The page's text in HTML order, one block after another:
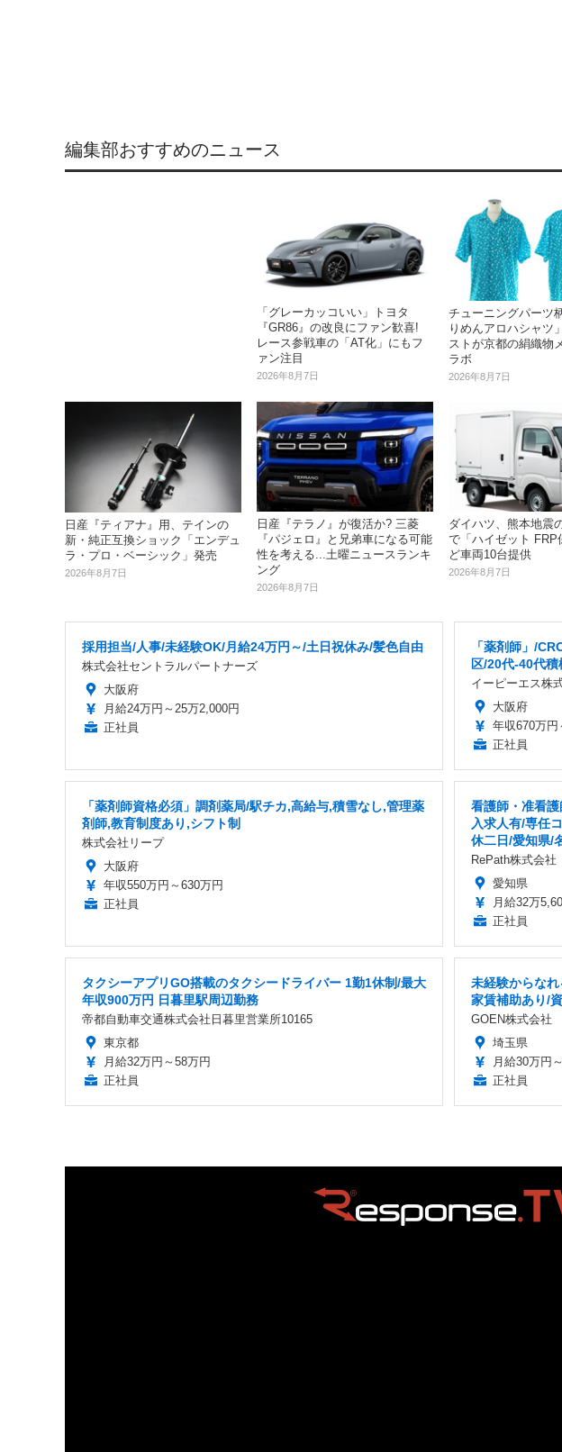
編集部おすすめのニュース
「グレーカッコいい」トヨタ
『GR86』の改良にファン歓喜!
レース参戦車の「AT化」にもフ
ァン注目
2026年8月7日
チューニングパーツ
りめんアロハシャツ
ストが京都の絹織物
ラボ
2026年8月7日
日産『ティアナ』用、テインの
新・純正互換ショック「エンデュ
ラ・プロ・ベーシック」発売
2026年8月7日
日産『テラノ』が復活か? 三菱
『パジェロ』と兄弟車になる可能
性を考える...土曜ニュースランキ
ング
2026年8月7日
ダイハツ、熊本地震
で「ハイゼット FRP
ど車両10台提供
2026年8月7日
採用担当/人事/未経験OK/月給24万円～/土日祝休み/髪色自由
株式会社セントラルパートナーズ
大阪府
月給24万円～25万2,000円
正社員
「薬剤師」/
区/20代-40代積
イーピーエス株
大阪府
年収670万円
正社員
「薬剤師資格必須」調剤薬局/駅チカ,高給与,積雪なし,管理薬
剤師,教育制度あり,シフト制
株式会社リープ
大阪府
年収550万円～630万円
正社員
看護師・准看
入求人有/専任
休二日/愛知県/
RePath株式会社
愛知県
月給32万
正社員
タクシーアプリGO搭載のタクシードライバー 1勤1休制/最大
年収900万円 日暮里駅周辺勤務
帝都自動車交通株式会社日暮里営業所10165
東京都
月給32万円～58万円
正社員
未経験からな
家賃補助あり/
GOEN株式会社
埼玉県
月給30万円
正社員